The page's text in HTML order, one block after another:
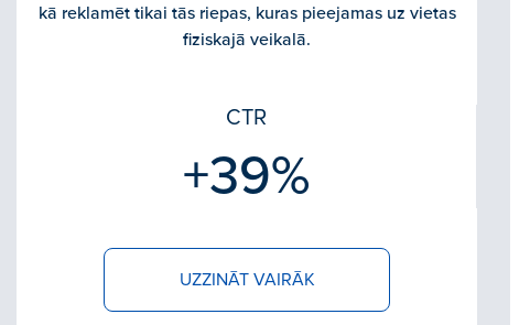
kā reklamēt tikai tās riepas, kuras pieejamas uz vietas
fiziskajā veikalā.
CTR
+39%
UZZINĀT VAIRĀK